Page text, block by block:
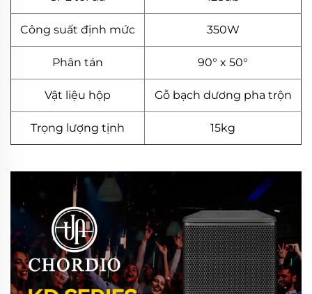
Công suất định mức 350W
Phân tán 90° x 50°
Vật liệu hộp Gỗ bạch dương pha trộn
Trọng lượng tịnh 15kg